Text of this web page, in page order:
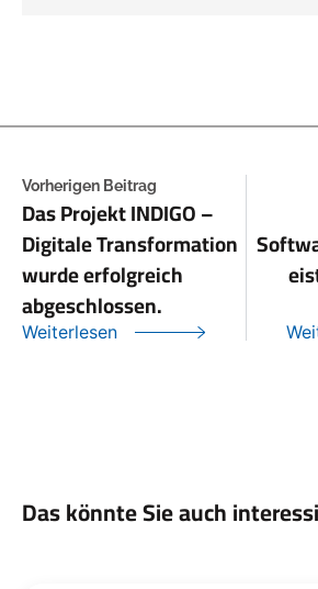
Vorherigen Beitrag
Das Projekt INDIGO –
Digitale Transformation
wurde erfolgreich
abgeschlossen.
Weiterlesen
Das könnte Sie auch